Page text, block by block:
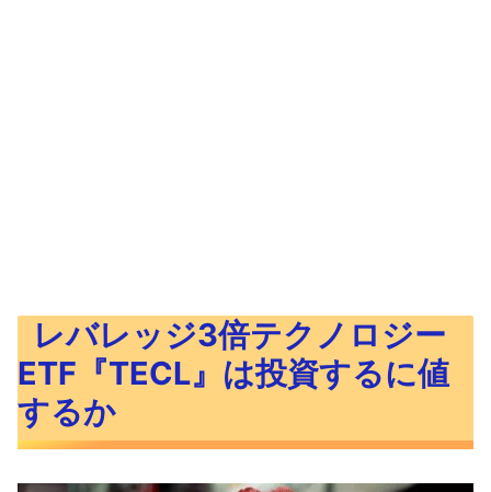
レバレッジ3倍テクノロジー
ETF『TECL』は投資するに値
するか